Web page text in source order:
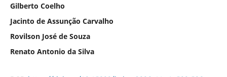
Gilberto Coelho
Jacinto de Assunção Carvalho
Rovilson José de Souza
Renato Antonio da Silva